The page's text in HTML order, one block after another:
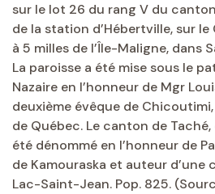
sur le lot 26 du rang V du
de la station d’Hébertville, sur
à 5 milles de l’Île-Maligne, dans
La paroisse a été mise sous le
Nazaire en l’honneur de Mgr
deuxième évêque de
de Québec. Le canton de Taché,
été dénommé en l’honneur de
de Kamouraska et auteur d’une
Lac-Saint-Jean. Pop. 825.